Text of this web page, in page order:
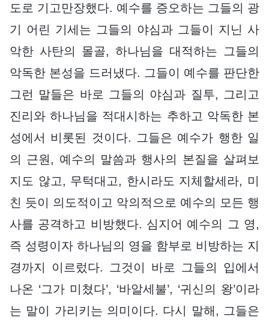
도로 기고만장했다. 예수를 증오하는 그들의 광
기 어린 기세는 그들의 야심과 그들이 지닌 사
악한 사탄의 몰골, 하나님을 대적하는 그들의
악독한 본성을 드러냈다. 그들이 예수를 판단한
그런 말들은 바로 그들의 야심과 질투, 그리고
진리와 하나님을 적대시하는 추하고 악독한 본
성에서 비롯된 것이다. 그들은 예수가 행한 일
의 근원, 예수의 말씀과 행사의 본질을 살펴보
지도 않고, 무턱대고, 한시라도 지체할세라, 미
친 듯이 의도적이고 악의적으로 예수의 모든 행
사를 공격하고 비방했다. 심지어 예수의 그 영,
즉 성령이자 하나님의 영을 함부로 비방하는 지
경까지 이르렀다. 그것이 바로 그들의 입에서
나온 ‘그가 미쳤다’, ‘바알세불’, ‘귀신의 왕’이라
는 말이 가리키는 의미이다. 다시 말해, 그들은